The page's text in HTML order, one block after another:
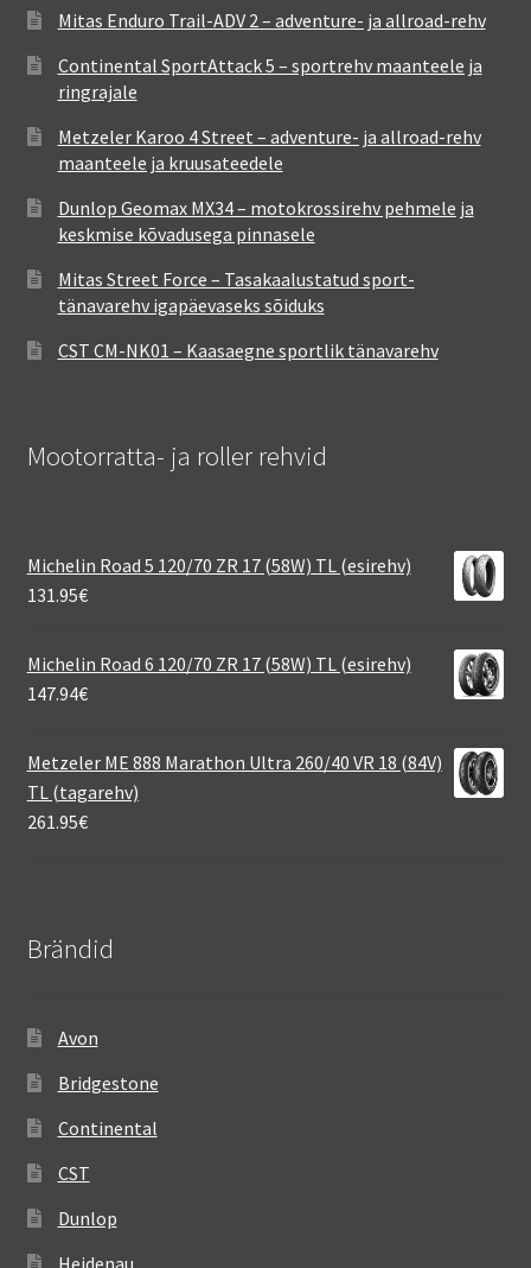
Mitas Enduro Trail-ADV 2 – adventure- ja allroad-rehv
Continental SportAttack 5 – sportrehv maanteele ja
ringrajale
Metzeler Karoo 4 Street – adventure- ja allroad-rehv
maanteele ja kruusateedele
Dunlop Geomax MX34 – motokrossirehv pehmele ja
keskmise kõvadusega pinnasele
Mitas Street Force – Tasakaalustatud sport-
tänavarehv igapäevaseks sõiduks
CST CM-NK01 – Kaasaegne sportlik tänavarehv
Mootorratta- ja roller rehvid
Michelin Road 5 120/70 ZR 17 (58W) TL (esirehv)
131.95€
Michelin Road 6 120/70 ZR 17 (58W) TL (esirehv)
147.94€
Metzeler ME 888 Marathon Ultra 260/40 VR 18 (84V)
TL (tagarehv)
261.95€
Brändid
Avon
Bridgestone
Continental
CST
Dunlop